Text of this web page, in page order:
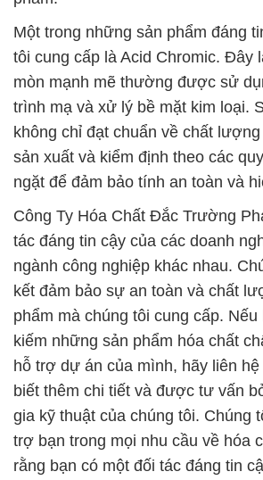
Một trong những sản phẩm đáng
tôi cung cấp là Acid Chromic. Đây
mòn mạnh mẽ thường được sử
trình mạ và xử lý bề mặt kim loại.
không chỉ đạt chuẩn về chất
sản xuất và kiểm định theo các
ngặt để đảm bảo tính an toàn và
Công Ty Hóa Chất Đắc Trường
tác đáng tin cậy của các doanh
ngành công nghiệp khác nhau.
kết đảm bảo sự an toàn và chất
phẩm mà chúng tôi cung cấp. Nếu
kiếm những sản phẩm hóa chất
hỗ trợ dự án của mình, hãy liên
biết thêm chi tiết và được tư vấn
gia kỹ thuật của chúng tôi. Chúng
trợ bạn trong mọi nhu cầu về hóa
rằng bạn có một đối tác đáng tin